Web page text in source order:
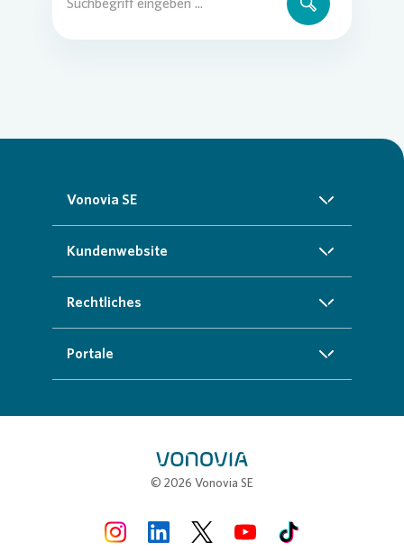
Vonovia SE
Über uns
Nachhaltigkeit
Kundenwebsite
Startseite
Kundenservice
Weitere Angebote
Rechtliches
Impressum
Portale
© 2026 Vonovia SE